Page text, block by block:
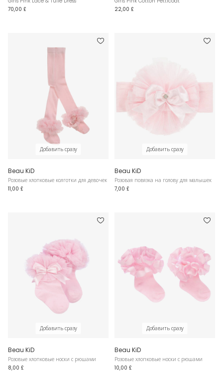
70,00 £
22,00 £
Добавить сразу
Beau KiD
Розовые хлопковые колготки для девочек
11,00 £
Добавить сразу
Beau KiD
Розовая повязка на голову для малышек
7,00 £
Добавить сразу
Beau KiD
Розовые хлопковые носки с рюшами
8,00 £
Добавить сразу
Beau KiD
Розовые хлопковые носки с рюшами
10,00 £